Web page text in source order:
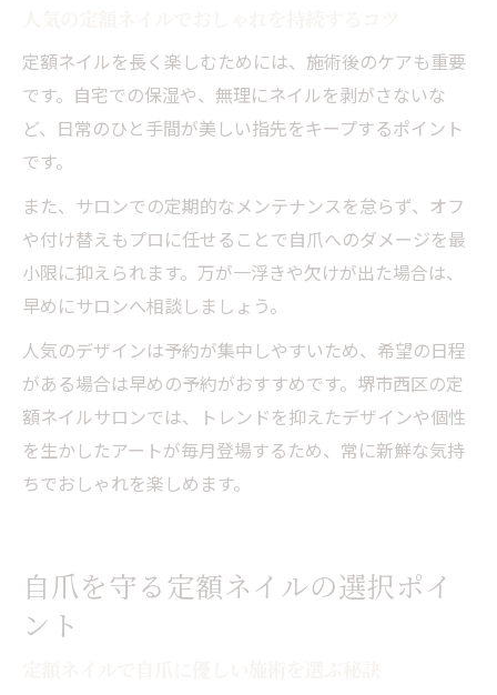
定額ネイルを長く楽しむためには、施術後のケアも重要
です。自宅での保湿や、無理にネイルを剥がさないな
ど、日常のひと手間が美しい指先をキープするポイント
です。
また、サロンでの定期的なメンテナンスを怠らず、オフ
や付け替えもプロに任せることで自爪へのダメージを最
小限に抑えられます。万が一浮きや欠けが出た場合は、
早めにサロンへ相談しましょう。
人気のデザインは予約が集中しやすいため、希望の日程
がある場合は早めの予約がおすすめです。堺市西区の定
額ネイルサロンでは、トレンドを抑えたデザインや個性
を生かしたアートが毎月登場するため、常に新鮮な気持
ちでおしゃれを楽しめます。
自爪を守る定額ネイルの選択ポイ
ント